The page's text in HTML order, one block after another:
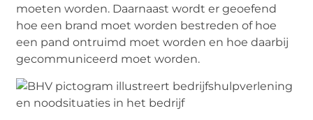
moeten worden. Daarnaast wordt er geoefend
hoe een brand moet worden bestreden of hoe
een pand ontruimd moet worden en hoe daarbij
gecommuniceerd moet worden.